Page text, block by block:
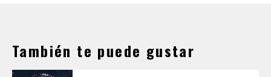
También te puede gustar